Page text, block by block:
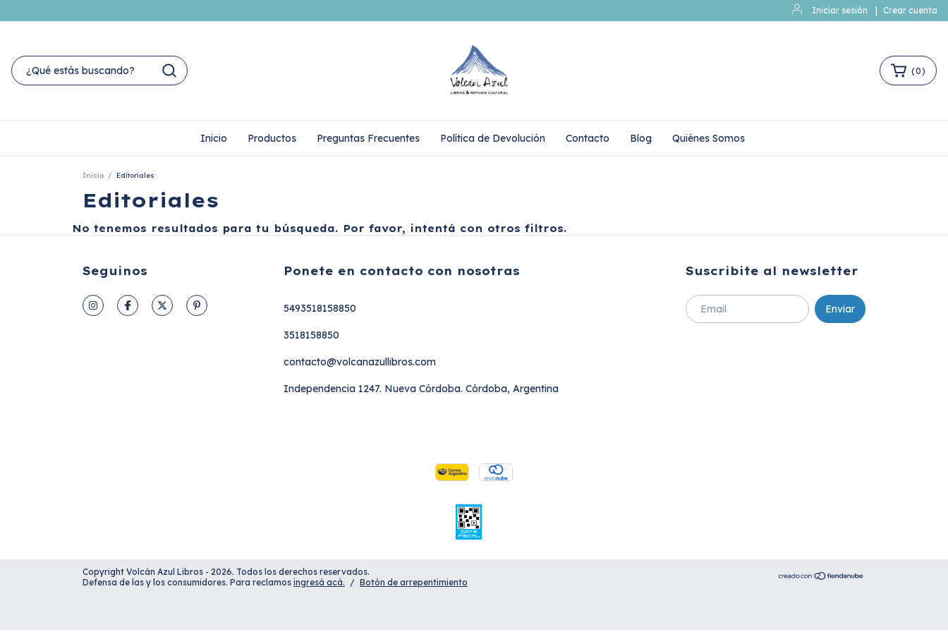
Iniciar sesión Crear cuenta
(0)
Inicio Productos Preguntas Frecuentes Política de Devolución Contacto Blog Quiénes Somos
Inicio / Editoriales
Editoriales
No tenemos resultados para tu búsqueda. Por favor, intentá con otros filtros.
Seguinos Ponete en contacto con nosotras
5493518158850
3518158850
contacto@volcanazullibros.com
Independencia 1247. Nueva Córdoba. Córdoba, Argentina
Suscribite al newsletter
Copyright Volcán Azul Libros - 2026. Todos los derechos reservados.
Defensa de las y los consumidores. Para reclamos ingresá acá. / Botón de arrepentimiento